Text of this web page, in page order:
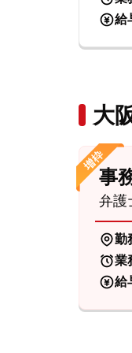
給
大
事
弁護
勤
業
給